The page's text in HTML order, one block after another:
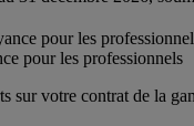
pour les professionnels
sur votre contrat de la